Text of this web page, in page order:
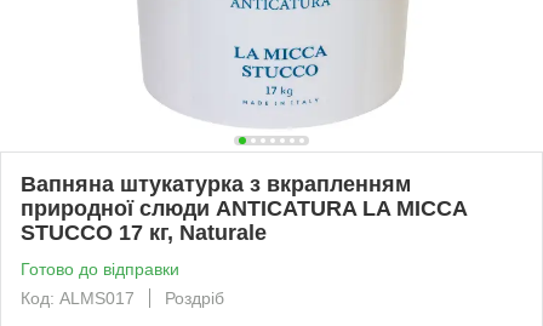
Вапняна штукатурка з вкрапленням
природної слюди ANTICATURA LA MICCA
STUCCO 17 кг, Naturale
Готово до відправки
Код: ALMS017
Роздріб